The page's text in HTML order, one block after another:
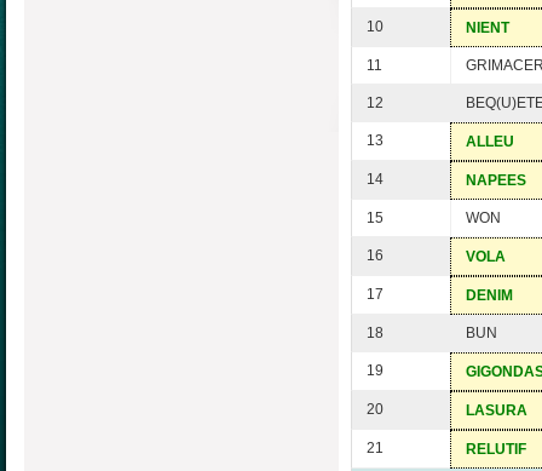
10 NIENT
11
12
13 ALLEU
14 NAPEES
15 WON
16 VOLA
17 DENIM
18 BUN
19
20 LASURA
21 RELUTIF